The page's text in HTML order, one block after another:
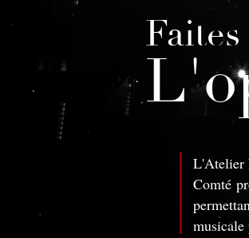
L'Atelier
Comté
musicale